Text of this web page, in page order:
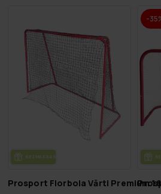
BEZ­MAK­SAS PIE­GĀ­DE
Prosport Florbola Vārti Premium
-